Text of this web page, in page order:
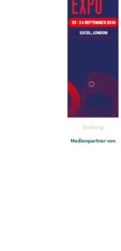
Werbung
Medienpartner von